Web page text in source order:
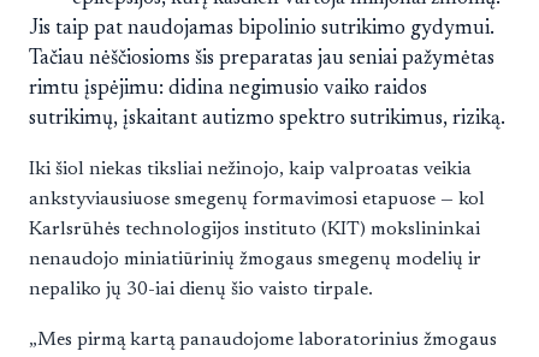
Jis taip pat naudojamas bipolinio sutrikimo gydymui.
Tačiau nėščiosioms šis preparatas jau seniai pažymėtas
rimtu įspėjimu: didina negimusio vaiko raidos
sutrikimų, įskaitant autizmo spektro sutrikimus, riziką.
Iki šiol niekas tiksliai nežinojo, kaip valproatas veikia
ankstyviausiuose smegenų formavimosi etapuose — kol
Karlsrūhės technologijos instituto (KIT) mokslininkai
nenaudojo miniatiūrinių žmogaus smegenų modelių ir
nepaliko jų 30-iai dienų šio vaisto tirpale.
„Mes pirmą kartą panaudojome laboratorinius žmogaus